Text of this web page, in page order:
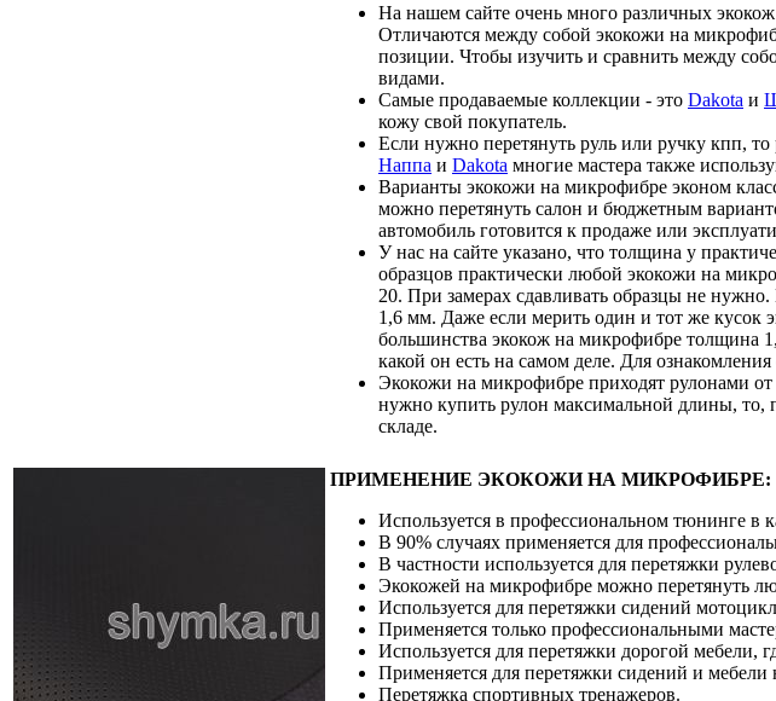
На нашем сайте очень много различных
Отличаются между собой экокожи на
позиции. Чтобы изучить и сравнить между
видами.
Самые продаваемые коллекции - это Dakota и
кожу свой покупатель.
Если нужно перетянуть руль или ручку кпп,
Наппа и Dakota многие мастера также
Варианты экокожи на микрофибре эконом
можно перетянуть салон и бюджетным
автомобиль готовится к продаже или
У нас на сайте указано, что толщина у
образцов практически любой экокожи на
20. При замерах сдавливать образцы не
1,6 мм. Даже если мерить один и тот же кусок
большинства экокож на микрофибре толщина
какой он есть на самом деле. Для
Экокожи на микрофибре приходят рулонами
нужно купить рулон максимальной длины, то,
складе.
ПРИМЕНЕНИЕ ЭКОКОЖИ НА МИКРОФИБРЕ:
Используется в профессиональном тюнинге в
В 90% случаях применяется для
В частности используется для перетяжки
Экокожей на микрофибре можно перетянуть
Используется для перетяжки сидений
Применяется только профессиональными
Используется для перетяжки дорогой мебели,
Применяется для перетяжки сидений и мебели
Перетяжка спортивных тренажеров.